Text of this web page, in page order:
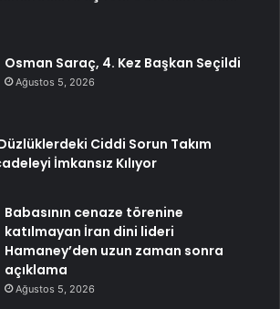
Osman Saraç, 4. Kez Başkan Seçildi
Ağustos 5, 2026
Ciddi Sorun Takım
İmkansız Kılıyor
Babasının cenaze törenine
katılmayan İran dini lideri
Hamaney’den uzun zaman sonra
açıklama
Ağustos 5, 2026